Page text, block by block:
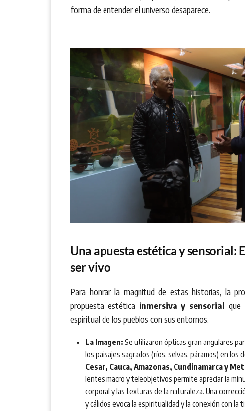
forma de entender el universo desaparece.
Una apuesta estética y sensorial:
ser vivo
Para honrar la magnitud de estas historias, la
propuesta estética inmersiva y sensorial que
espiritual de los pueblos con sus entornos.
La Imagen: Se utilizaron ópticas gran angulares
los paisajes sagrados (ríos, selvas, páramos) en los
Cesar, Cauca, Amazonas, Cundinamarca y
lentes macro y teleobjetivos permite apreciar la
corporal y las texturas de la naturaleza. Una
y cálidos evoca la espiritualidad y la conexión con la